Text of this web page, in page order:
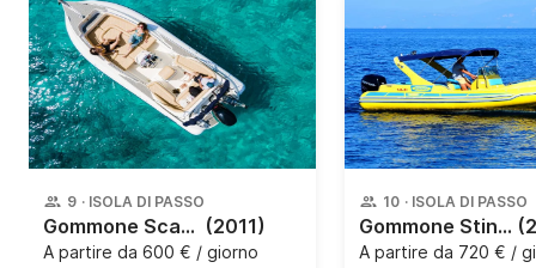
9 · ISOLA DI PASSO
Gommone Scanner Scanner Envy 710 250CV (2011)
A partire da 600 € / giorno
10 · ISOLA DI PASSO
Gommone Stingher 747 300CV
A partire da 720 € /